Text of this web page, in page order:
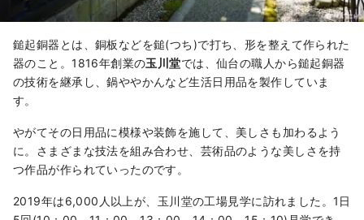
鎚起銅器とは、銅板などを鎚(つち)で打ち、形を整えて作られた
器のこと。1816年創業の玉川堂では、仙台の職人から鎚起銅器
の技術を継承し、鍋ややかんなど生活日用品を製作していま
す。
やがてその日用品に模様や装飾を施して、美しさも加わるよう
に。さまざまな技法を組み合わせ、芸術品のような美しさを持
つ作品が作られていったのです。
2019年は6,000人以上が、玉川堂の工場見学に訪れました。1日